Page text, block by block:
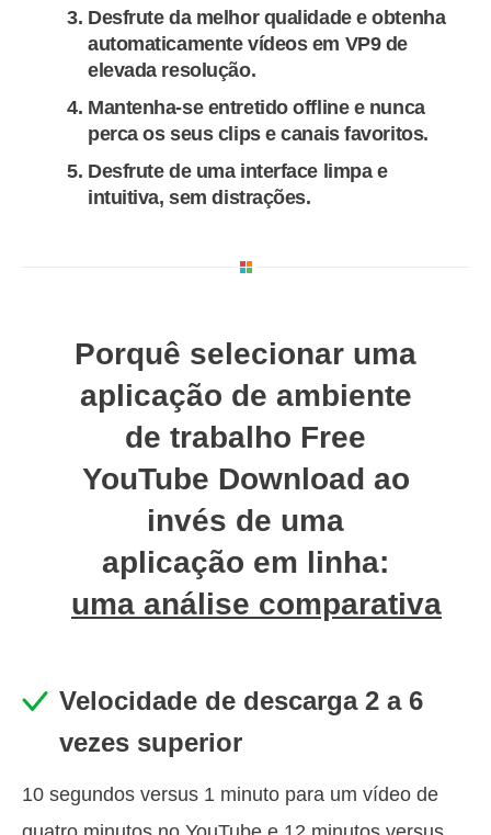
Desfrute da melhor qualidade e obtenha
automaticamente vídeos em VP9 de
elevada resolução.
Mantenha-se entretido offline e nunca
perca os seus clips e canais favoritos.
Desfrute de uma interface limpa e
intuitiva, sem distrações.
Porquê selecionar uma
aplicação de ambiente
de trabalho Free
YouTube Download ao
invés de uma
aplicação em linha:
uma análise comparativa
Velocidade de descarga 2 a 6
vezes superior
10 segundos versus 1 minuto para um vídeo de